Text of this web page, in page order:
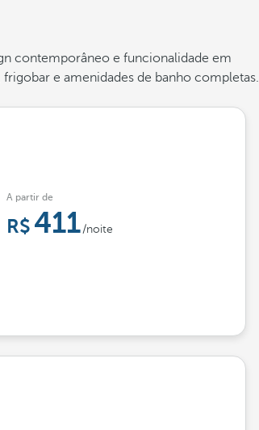
contemporâneo e funcionalidade em
e amenidades de banho completas.
A partir de
411 /noite